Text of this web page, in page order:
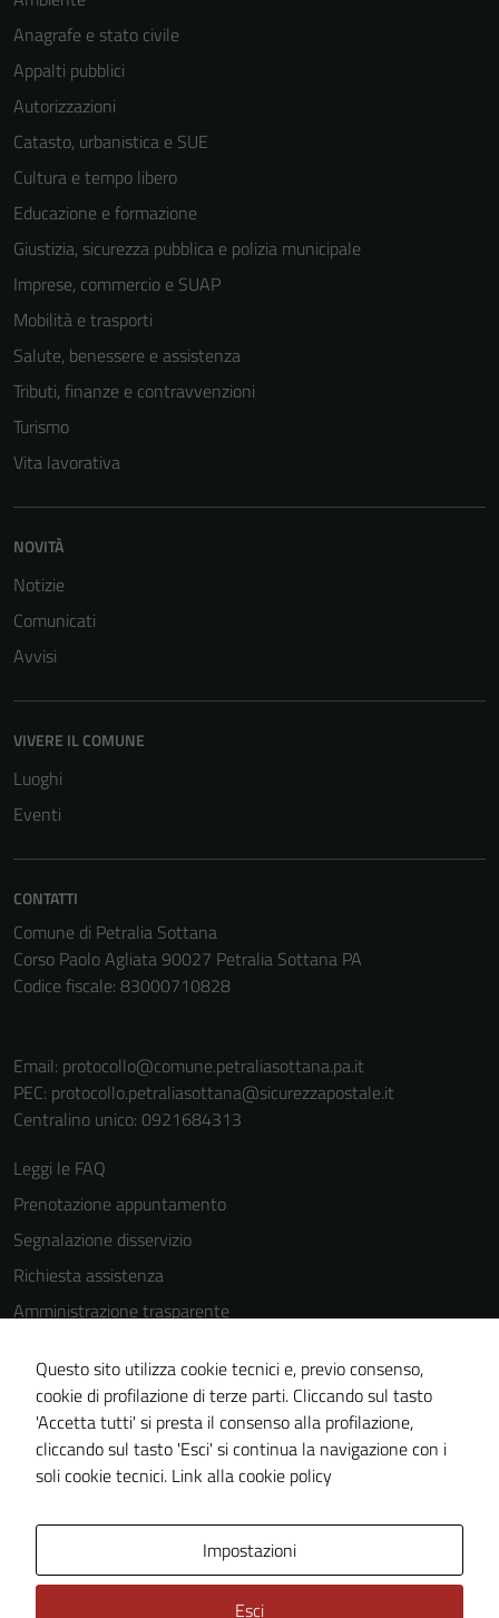
Anagrafe e stato civile
Appalti pubblici
Autorizzazioni
Catasto, urbanistica e SUE
Cultura e tempo libero
Educazione e formazione
Giustizia, sicurezza pubblica e polizia municipale
Imprese, commercio e SUAP
Mobilità e trasporti
Salute, benessere e assistenza
Tributi, finanze e contravvenzioni
Turismo
Vita lavorativa
NOVITÀ
Notizie
Comunicati
Avvisi
VIVERE IL COMUNE
Luoghi
Eventi
CONTATTI
Comune di Petralia Sottana
Corso Paolo Agliata 90027 Petralia Sottana PA
Codice fiscale: 83000710828
Email: protocollo@comune.petraliasottana.pa.it
PEC: protocollo.petraliasottana@sicurezzapostale.it
Centralino unico: 0921684313
Leggi le FAQ
Prenotazione appuntamento
Segnalazione disservizio
Richiesta assistenza
Amministrazione trasparente
Cookie Policy
Note legali
Dichiarazione di accessibilità
Piano di miglioramento del sito
Area Privata
Questo sito utilizza cookie tecnici e, previo consenso,
cookie di profilazione di terze parti. Cliccando sul tasto
'Accetta tutti' si presta il consenso alla profilazione,
cliccando sul tasto 'Esci' si continua la navigazione con i
soli cookie tecnici. Link alla cookie policy
Impostazioni
Esci
possono
essere
disabilitati.
Questi cookie
non raccolgono
informazioni